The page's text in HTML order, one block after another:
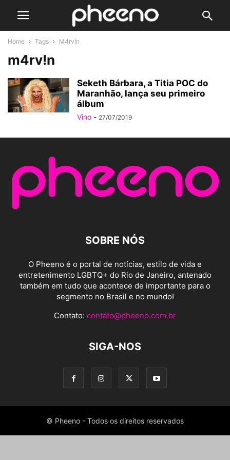
Home Tags M4rv!n
m4rv!n
Seketh Bárbara, a Titia POC do
Maranhão, lança seu primeiro
álbum
Vino - 27/07/2019
SOBRE NÓS
O Pheeno é o portal de notícias, estilo de vida e
entretenimento LGBTQ+ do Rio de Janeiro, antenado
também em tudo que acontece de importante para o
segmento no Brasil e no mundo!
Contato: contato@pheeno.com.br
SIGA-NOS
© Pheeno - Todos os direitos reservados